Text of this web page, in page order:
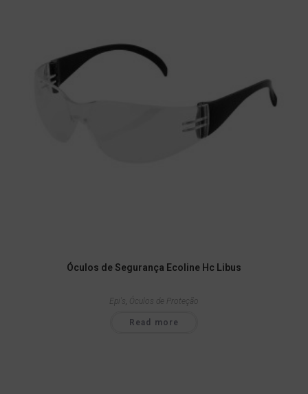
Óculos de Segurança Ecoline Hc Libus
Epi's Óculos de Proteção
Read more